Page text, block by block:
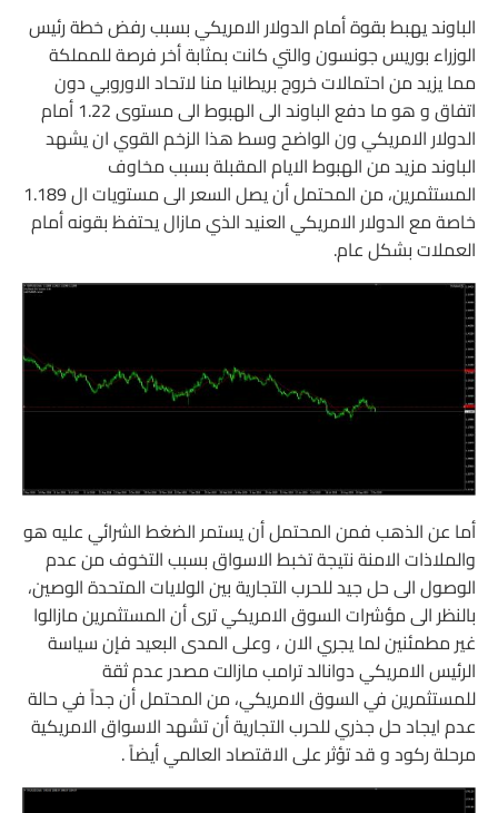
الباوند يهبط بقوة أمام الدولار الامريكي بسبب رفض خطة رئيس
الوزراء بوريس جونسون والتي كانت بمثابة أخر فرصة للمملكة
مما يزيد من احتمالات خروج بريطانيا منا لاتحاد الاوروبي دون
اتفاق و هو ما دفع الباوند الى الهبوط الى مستوى 1.22 أمام
الدولار الامريكي ون الواضح وسط هذا الزخم القوي ان يشهد
الباوند مزيد من الهبوط الايام المقبلة بسبب مخاوف
المستثمرين، من المحتمل أن يصل السعر الى مستويات ال 1.189
خاصة مع الدولار الامريكي العنيد الذي مازال يحتفظ بقونه أمام
العملات بشكل عام.
أما عن الذهب فمن المحتمل أن يستمر الضغط الشرائي عليه هو
والملاذات الامنة نتيجة تخبط الاسواق بسبب التخوف من عدم
الوصول الى حل جيد للحرب التجارية بين الولايات المتحدة الوصين،
بالنظر الى مؤشرات السوق الامريكي ترى أن المستثمرين مازالوا
غير مطمئنين لما يجري الان ، وعلى المدى البعيد فإن سياسة
الرئيس الامريكي دوانالد ترامب مازالت مصدر عدم ثقة
للمستثمرين في السوق الامريكي، من المحتمل أن جداً في حالة
عدم ايجاد حل جذري للحرب التجارية أن تشهد الاسواق الامريكية
مرحلة ركود و قد تؤثر على الاقتصاد العالمي أيضاً .